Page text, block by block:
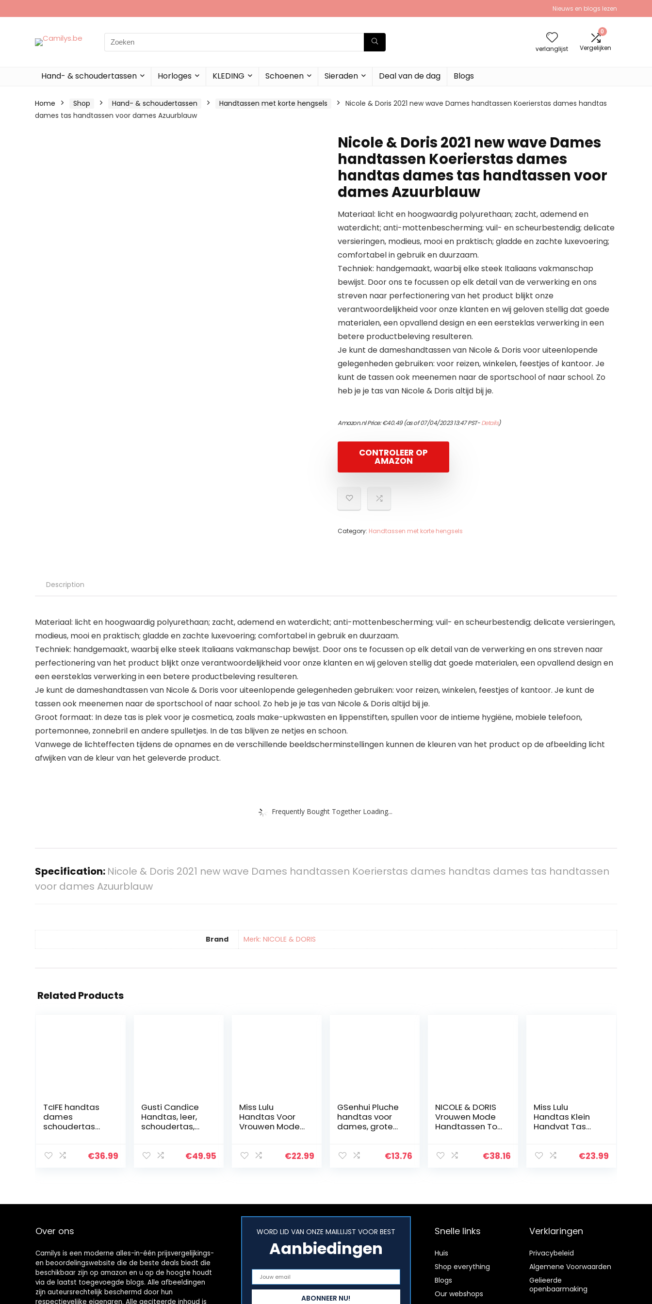
Nieuws en blogs lezen
Search
for:
verlanglijst
0
Vergelijken
Hand- & schoudertassen Horloges KLEDING Schoenen Sieraden Deal van de dag Blogs
Home Shop Hand- & schoudertassen Handtassen met korte hengsels
Nicole & Doris 2021 new wave Dames handtassen Koerierstas dames handtas
dames tas handtassen voor dames Azuurblauw
Nicole & Doris 2021 new wave Dames
handtassen Koerierstas dames
handtas dames tas handtassen voor
dames Azuurblauw
Materiaal: licht en hoogwaardig polyurethaan; zacht, ademend en
waterdicht; anti-mottenbescherming; vuil- en scheurbestendig; delicate
versieringen, modieus, mooi en praktisch; gladde en zachte luxevoering;
comfortabel in gebruik en duurzaam.
Techniek: handgemaakt, waarbij elke steek Italiaans vakmanschap
bewijst. Door ons te focussen op elk detail van de verwerking en ons
streven naar perfectionering van het product blijkt onze
verantwoordelijkheid voor onze klanten en wij geloven stellig dat goede
materialen, een opvallend design en een eersteklas verwerking in een
betere productbeleving resulteren.
Je kunt de dameshandtassen van Nicole & Doris voor uiteenlopende
gelegenheden gebruiken: voor reizen, winkelen, feestjes of kantoor. Je
kunt de tassen ook meenemen naar de sportschool of naar school. Zo
heb je je tas van Nicole & Doris altijd bij je.
Amazon.nl Price:€40.49(as of 07/04/2023 13:47 PST-Details)
CONTROLEER OP
AMAZON
Category: Handtassen met korte hengsels
Description
Materiaal: licht en hoogwaardig polyurethaan; zacht, ademend en waterdicht; anti-mottenbescherming; vuil- en scheurbestendig; delicate versieringen,
modieus, mooi en praktisch; gladde en zachte luxevoering; comfortabel in gebruik en duurzaam.
Techniek: handgemaakt, waarbij elke steek Italiaans vakmanschap bewijst. Door ons te focussen op elk detail van de verwerking en ons streven naar
perfectionering van het product blijkt onze verantwoordelijkheid voor onze klanten en wij geloven stellig dat goede materialen, een opvallend design en
een eersteklas verwerking in een betere productbeleving resulteren.
Je kunt de dameshandtassen van Nicole & Doris voor uiteenlopende gelegenheden gebruiken: voor reizen, winkelen, feestjes of kantoor. Je kunt de
tassen ook meenemen naar de sportschool of naar school. Zo heb je je tas van Nicole & Doris altijd bij je.
Groot formaat: In deze tas is plek voor je cosmetica, zoals make-upkwasten en lippenstiften, spullen voor de intieme hygiëne, mobiele telefoon,
portemonnee, zonnebril en andere spulletjes. In de tas blijven ze netjes en schoon.
Vanwege de lichteffecten tijdens de opnames en de verschillende beeldscherminstellingen kunnen de kleuren van het product op de afbeelding licht
afwijken van de kleur van het geleverde product.
Frequently Bought Together Loading...
Specification: Nicole & Doris 2021 new wave Dames handtassen Koerierstas dames handtas dames tas handtassen
voor dames Azuurblauw
Brand Merk: NICOLE & DORIS
Related Products
TcIFE handtas
dames
schoudertas
satchel tas
zakelijke…
€36.99
Gusti Candice
Handtas, leer,
schoudertas,
festivaltas,€49.95
Miss Lulu
Handtas Voor
Vrouwen Mode
Stitching
€22.99
GSenhui Pluche
handtas voor
dames, grote
schoudertas,
€13.76
NICOLE & DORIS
Vrouwen Mode
Handtassen Top
Crossbody Tas
€38.16
Miss Lulu
Handtas Klein
Handvat Tas
Schoudertas
€23.99
Over ons
Camilys is een moderne alles-in-één prijsvergelijkings-
en beoordelingswebsite die de beste deals biedt die
beschikbaar zijn op amazon en u op de hoogte houdt
via de laatst toegevoegde blogs. Alle afbeeldingen
zijn auteursrechtelijk beschermd door hun
respectievelijke eigenaren. Alle geciteerde inhoud is
WORD LID VAN ONZE MAILLIJST VOOR BEST
Aanbiedingen
Snelle links
Huis
Shop everything
Blogs
Our webshops
Verklaringen
Privacybeleid
Algemene Voorwaarden
Gelieerde
openbaarmaking